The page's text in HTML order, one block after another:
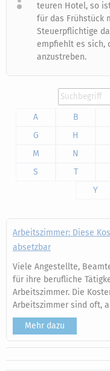
teuren Hotel, so
für das Frühstück
Steuerpflichtige
empfiehlt es sich,
anzustreben.
A
B
G
H
M
N
S
T
Y
Arbeitszimmer: Diese
absetzbar
Viele Angestellte,
für ihre berufliche
Arbeitszimmer. Die
Arbeitszimmer sind oft,
Mehr dazu